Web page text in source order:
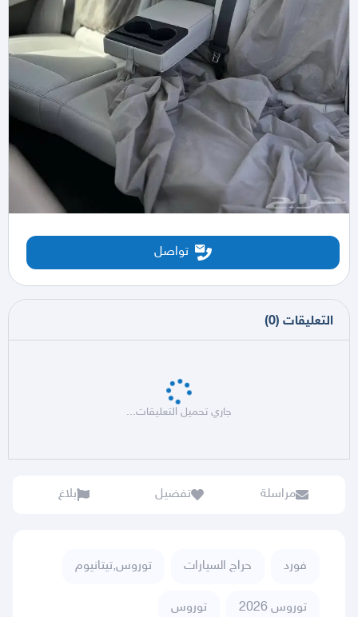
تواصل
التعليقات (
0
)
جاري تحميل التعليقات...
مراسلة تفضيل بلاغ
فورد حراج السيارات توروس,تيتانيوم
توروس 2026 توروس